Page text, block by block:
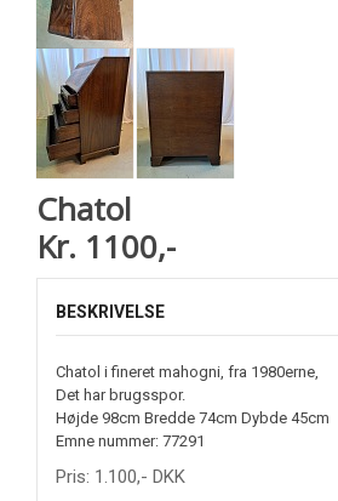
Chatol
Kr. 1100,-
BESKRIVELSE
Chatol i fineret mahogni, fra 1980erne,
Det har brugsspor.
Højde 98cm Bredde 74cm Dybde 45cm
Emne nummer: 77291
Pris: 1.100,- DKK